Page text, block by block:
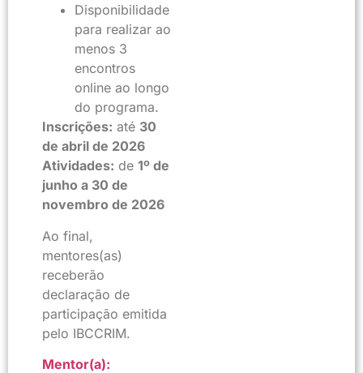
Disponibilidade
para realizar ao
menos 3
encontros
online ao longo
do programa.
Inscrições: até 30
de abril de 2026
Atividades: de 1º de
junho a 30 de
novembro de 2026
Ao final,
mentores(as)
receberão
declaração de
participação emitida
pelo IBCCRIM.
Mentor(a):